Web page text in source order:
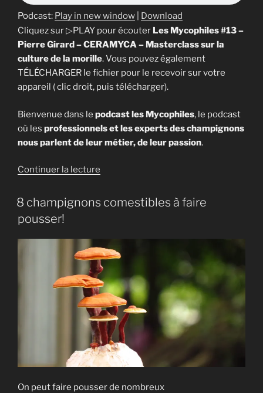
de
la
morille
en
intérieur »
Podcast: Play in new window
Download
Cliquez sur ▷PLAY pour écouter Les Mycophiles #13 –
Pierre Girard – CERAMYCA – Masterclass sur la
culture de la morille. Vous pouvez également
TÉLÉCHARGER le fichier pour le recevoir sur votre
appareil ( clic droit, puis télécharger).
Bienvenue dans le podcast les Mycophiles, le podcast
où les professionnels et les experts des champignons
nous parlent de leur métier, de leur passion.
Continuer la lecture
Pierre
Girard
–
CERAMYCA
–
Masterclass
sur
la
culture
8 champignons comestibles à faire
pousser!
On peut faire pousser de nombreux